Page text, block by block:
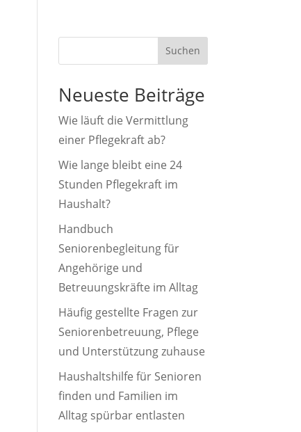
Suchen
Neueste Beiträge
Wie läuft die Vermittlung
einer Pflegekraft ab?
Wie lange bleibt eine 24
Stunden Pflegekraft im
Haushalt?
Handbuch
Seniorenbegleitung für
Angehörige und
Betreuungskräfte im Alltag
Häufig gestellte Fragen zur
Seniorenbetreuung, Pflege
und Unterstützung zuhause
Haushaltshilfe für Senioren
finden und Familien im
Alltag spürbar entlasten